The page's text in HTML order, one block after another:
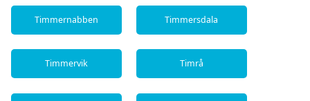
Timmernabben Timmersdala
Timmervik Timrå